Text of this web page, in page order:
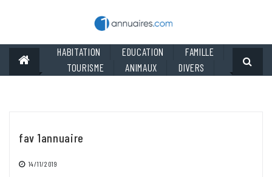
HABITATION EDUCATION
FAMILLE
TOURISME
ANIMAUX DIVERS
fav 1annuaire
14/11/2019